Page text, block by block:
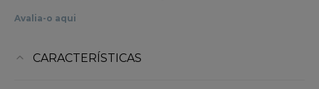
Avalia-o aqui
CARACTERÍSTICAS